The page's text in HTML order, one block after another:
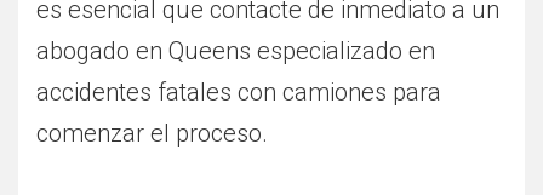
es esencial que contacte de inmediato a un
abogado en Queens especializado en
accidentes fatales con camiones para
comenzar el proceso.